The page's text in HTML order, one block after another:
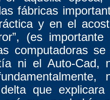
fábricas
y en el
(es
computadoras
ni el Auto-Cad,
que